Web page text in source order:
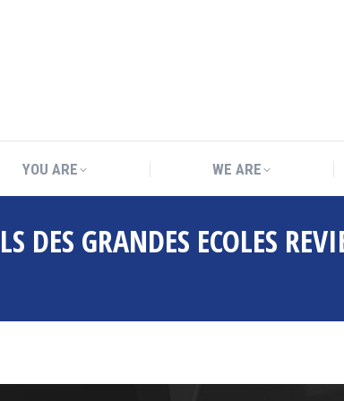
YOU ARE WE ARE
DES GRANDES ECOLES